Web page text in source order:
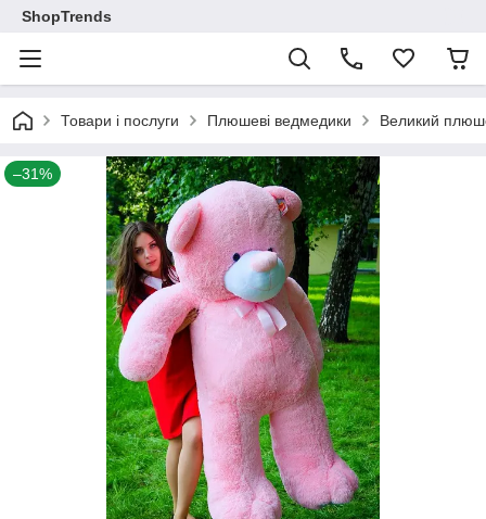
ShopTrends
Товари і послуги Плюшеві ведмедики Великий
–31%